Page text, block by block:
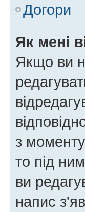
Догори
Як мені
Якщо ви
з
то під
ви
напис